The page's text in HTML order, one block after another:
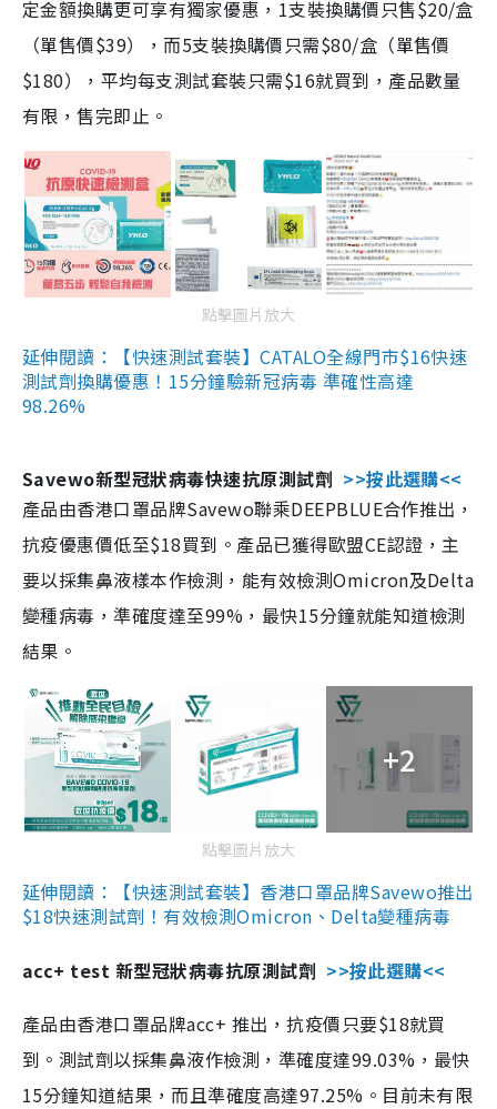
定金額換購更可享有獨家優惠，1支裝換購價只售$20/盒
（單售價$39），而5支裝換購價只需$80/盒（單售價
$180），平均每支測試套裝只需$16就買到，產品數量
有限，售完即止。
點擊圖片放大
延伸閱讀：【快速測試套裝】CATALO全線門市$16快速
測試劑換購優惠！15分鐘驗新冠病毒 準確性高達
98.26%
Savewo新型冠狀病毒快速抗原測試劑 >>按此選購<<
產品由香港口罩品牌Savewo聯乘DEEPBLUE合作推出，
抗疫優惠價低至$18買到。產品已獲得歐盟CE認證，主
要以採集鼻液樣本作檢測，能有效檢測Omicron及Delta
變種病毒，準確度達至99%，最快15分鐘就能知道檢測
結果。
+2
點擊圖片放大
延伸閱讀：【快速測試套裝】香港口罩品牌Savewo推出
$18快速測試劑！有效檢測Omicron、Delta變種病毒
acc+ test 新型冠狀病毒抗原測試劑 >>按此選購<<
產品由香港口罩品牌acc+ 推出，抗疫價只要$18就買
到。測試劑以採集鼻液作檢測，準確度達99.03%，最快
15分鐘知道結果，而且準確度高達97.25%。目前未有限